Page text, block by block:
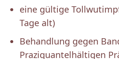
eine gültige
Tage alt)
Behandlung gegen
Praziquantelhältigen